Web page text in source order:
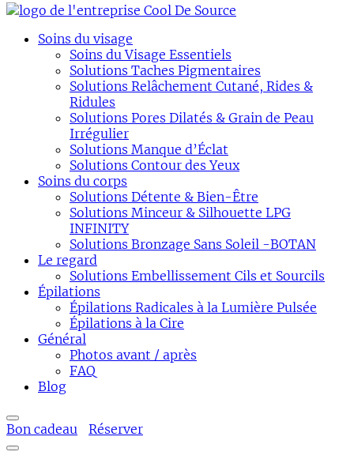
Soins du visage
Soins du Visage Essentiels
Solutions Taches Pigmentaires
Solutions Relâchement Cutané, Rides &
Ridules
Solutions Pores Dilatés & Grain de Peau
Irrégulier
Solutions Manque d’Éclat
Solutions Contour des Yeux
Soins du corps
Solutions Détente & Bien-Être
Solutions Minceur & Silhouette LPG
INFINITY
Solutions Bronzage Sans Soleil -BOTAN
Le regard
Solutions Embellissement Cils et Sourcils
Épilations
Épilations Radicales à la Lumière Pulsée
Épilations à la Cire
Général
Photos avant / après
FAQ
Blog
Bon cadeau Réserver